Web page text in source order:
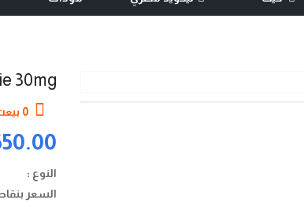
30mg
النوع :
السعر